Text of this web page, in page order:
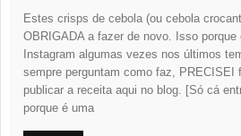
Estes crisps de cebola (ou cebola
OBRIGADA a fazer de novo. Isso porque
Instagram algumas vezes nos últimos
sempre perguntam como faz, PRECISEI
publicar a receita aqui no blog. [Só cá
porque é uma